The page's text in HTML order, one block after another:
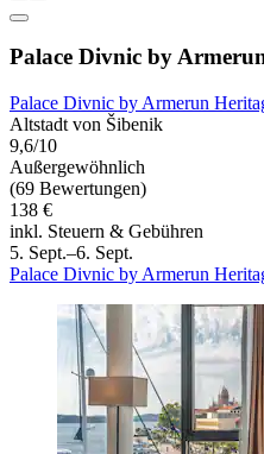
Palace Divnic by
Palace Divnic by Armerun
Altstadt von Šibenik
9,6/10
Außergewöhnlich
(69 Bewertungen)
138 €
inkl. Steuern & Gebühren
5. Sept.–6. Sept.
Palace Divnic by Armerun